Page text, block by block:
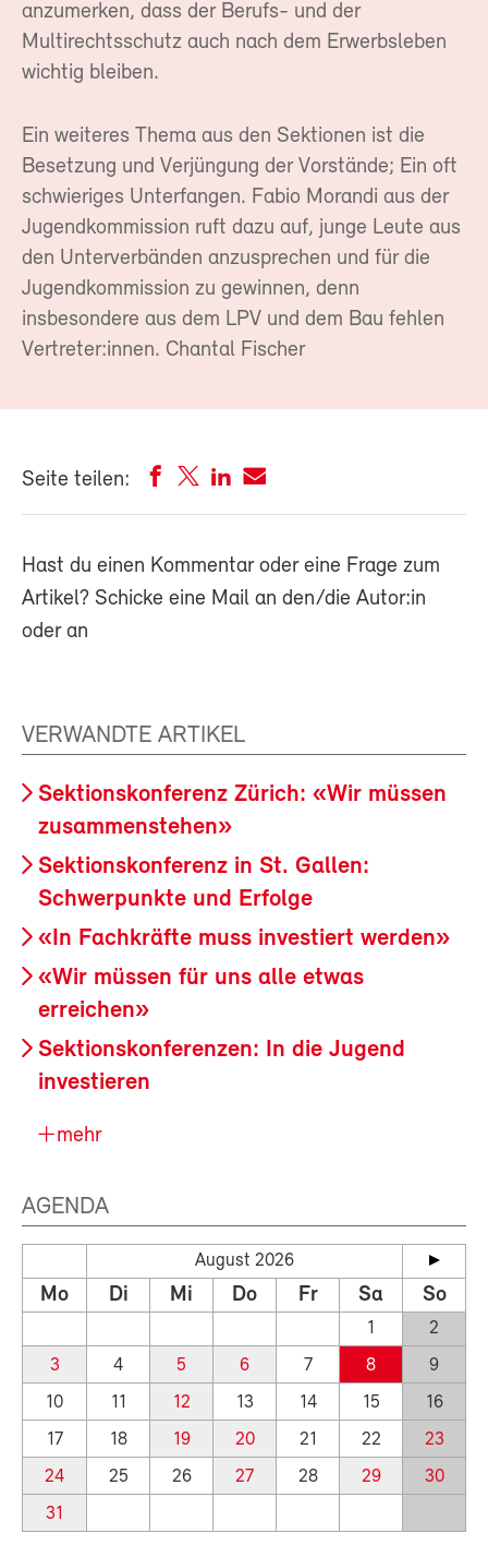
anzumerken, dass der Berufs- und der
Multirechtsschutz auch nach dem Erwerbsleben
wichtig bleiben.
Ein weiteres Thema aus den Sektionen ist die
Besetzung und Verjüngung der Vorstände; Ein oft
schwieriges Unterfangen. Fabio Morandi aus der
Jugendkommission ruft dazu auf, junge Leute aus
den Unterverbänden anzusprechen und für die
Jugendkommission zu gewinnen, denn
insbesondere aus dem LPV und dem Bau fehlen
Vertreter:innen. Chantal Fischer
Seite teilen:
Hast du einen Kommentar oder eine Frage zum
Artikel? Schicke eine Mail an den/die Autor:in
oder an
VERWANDTE ARTIKEL
Sektionskonferenz Zürich: «Wir müssen
zusammenstehen»
Sektionskonferenz in St. Gallen:
Schwerpunkte und Erfolge
«In Fachkräfte muss investiert werden»
«Wir müssen für uns alle etwas
erreichen»
Sektionskonferenzen: In die Jugend
investieren
mehr
AGENDA
August 2026
Mo Di Mi Do Fr Sa So
1
2
3
4 5 6 7 8
9
10
11 12 13 14 15
16
17
18 19 20 21 22
23
24
25 26 27 28 29
30
31